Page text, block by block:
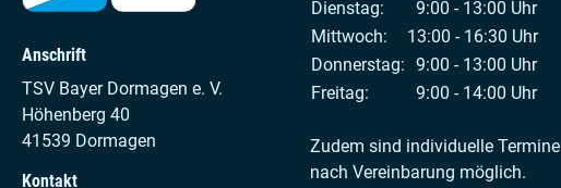
Anschrift
TSV Bayer Dormagen e. V.
Höhenberg 40
41539 Dormagen
Kontakt
Dienstag:
9:00 - 13:00 Uhr
Mittwoch:
13:00 - 16:30 Uhr
Donnerstag: 9:00 - 13:00 Uhr
Freitag:
9:00 - 14:00 Uhr
Zudem sind individuelle Termine
nach Vereinbarung möglich.